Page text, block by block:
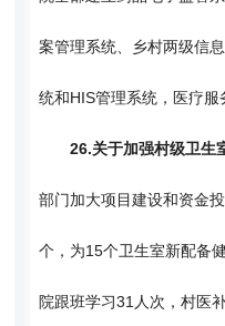
案管理系统、乡村两级信
统和HIS管理系统，医疗服
26.关于加强村级卫生
部门加大项目建设和资金
个，为15个卫生室新配备
院跟班学习31人次，村医